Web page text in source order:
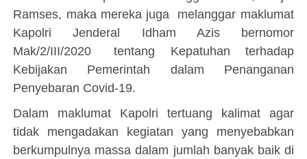
Ramses, maka mereka juga melanggar maklumat
Kapolri Jenderal Idham Azis bernomor
Mak/2/III/2020 tentang Kepatuhan terhadap
Kebijakan Pemerintah dalam Penanganan
Penyebaran Covid-19.
Dalam maklumat Kapolri tertuang kalimat agar
tidak mengadakan kegiatan yang menyebabkan
berkumpulnya massa dalam jumlah banyak baik di